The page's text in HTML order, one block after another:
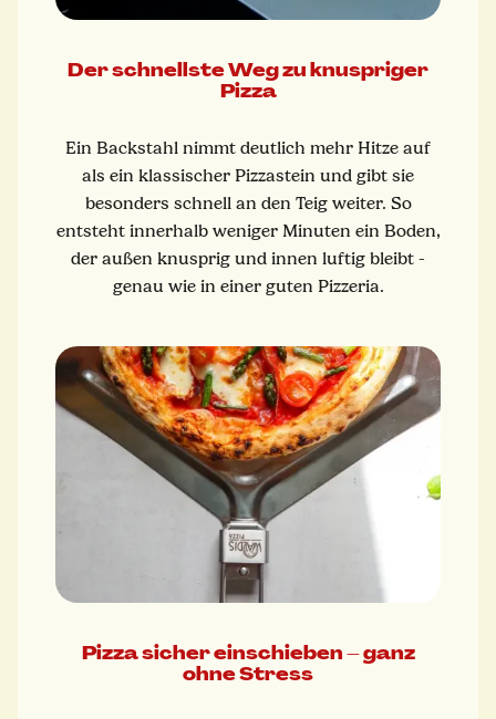
Der schnellste Weg zu knuspriger
Pizza
Ein Backstahl nimmt deutlich mehr Hitze auf
als ein klassischer Pizzastein und gibt sie
besonders schnell an den Teig weiter. So
entsteht innerhalb weniger Minuten ein Boden,
der außen knusprig und innen luftig bleibt -
genau wie in einer guten Pizzeria.
Pizza sicher einschieben – ganz
ohne Stress